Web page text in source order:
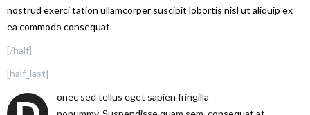
nostrud exerci tation ullamcorper suscipit lobortis nisl ut aliquip ex
ea commodo consequat.
[/half]
[half_last]
onec sed tellus eget sapien fringilla